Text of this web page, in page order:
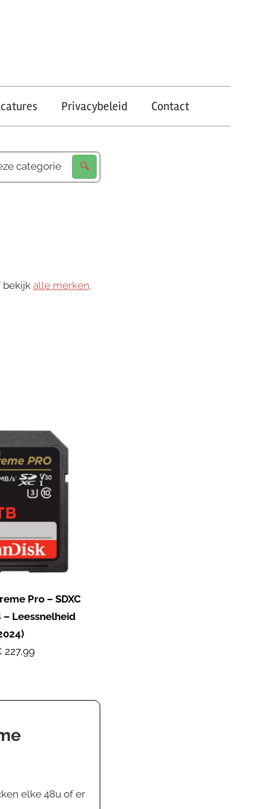
Privacybeleid Contact
categorie
bekijk alle merken.
Pro – SDXC
– Leessnelheid
227,99
elke 48u of er